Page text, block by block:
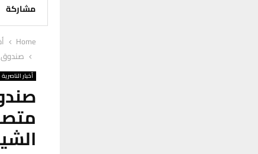
مشاركة
Home
صندوق
أخبار الناصرية